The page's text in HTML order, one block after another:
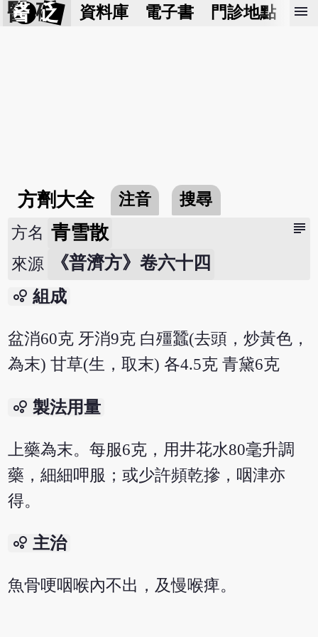
醫 砭 資料庫 電子書 門診地點 預
menu
方劑大全 注音 搜尋
subject
方名 青雪散
來源 《普濟方》卷六十四
bubble_chart 組成
盆消60克 牙消9克 白殭蠶(去頭，炒黃色，
為末) 甘草(生，取末) 各4.5克 青黛6克
bubble_chart 製法用量
上藥為末。每服6克，用井花水80毫升調
藥，細細呷服；或少許頻乾摻，咽津亦
得。
bubble_chart 主治
魚骨哽咽喉內不出，及慢喉痺。